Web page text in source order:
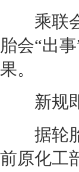
乘联会
胎会“出
果。
新规即
据轮
前原化工